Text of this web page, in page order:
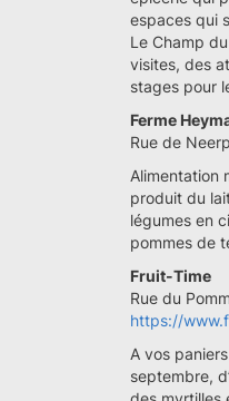
espaces qui
Le Champ
visites, des
stages pour
Ferme
Rue de
Alimentation
produit du
légumes en
pommes de
Fruit-Time
Rue du
https://
A vos
septembre,